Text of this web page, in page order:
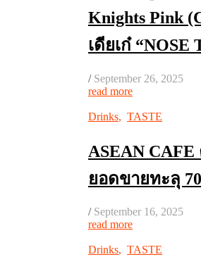
Knights Pink
เดียเก๋ “NOSE
/ September 26, 2025
read more
Drinks, TASTE
ASEAN
ยอดขายทะลุ
/ September 16, 2025
read more
Drinks, TASTE